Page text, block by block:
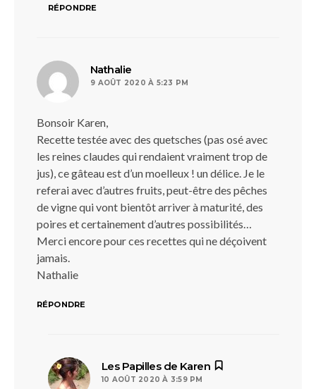
RÉPONDRE
Nathalie
9 AOÛT 2020 À 5:23 PM
Bonsoir Karen,
Recette testée avec des quetsches (pas osé avec
les reines claudes qui rendaient vraiment trop de
jus), ce gâteau est d’un moelleux ! un délice. Je le
referai avec d’autres fruits, peut-être des pêches
de vigne qui vont bientôt arriver à maturité, des
poires et certainement d’autres possibilités…
Merci encore pour ces recettes qui ne déçoivent
jamais.
Nathalie
RÉPONDRE
Les Papilles de Karen
10 AOÛT 2020 À 3:59 PM